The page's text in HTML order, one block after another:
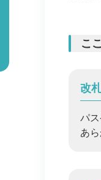
こ
改
パ
あ